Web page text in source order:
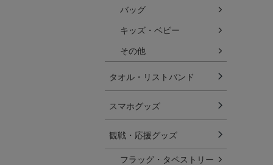
バッグ
キッズ・ベビー
その他
タオル・リストバンド
スマホグッズ
観戦・応援グッズ
フラッグ・タペストリー